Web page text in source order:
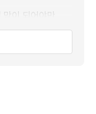
맘이 되어야만
들을 돌봐준다.
는 ‘툴리’로 인해